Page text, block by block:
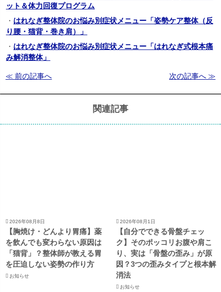
ット＆体力回復プログラム
・ はれなぎ整体院のお悩み別症状メニュー「姿勢ケア整体（反
り腰・猫背・巻き肩）」
・ はれなぎ整体院のお悩み別症状メニュー「はれなぎ式根本痛
み解消整体」
≪ 前の記事へ 次の記事へ ≫
関連記事
2026年08月8日
【胸焼け・どんより胃痛】薬
を飲んでも変わらない原因は
「猫背」？整体師が教える胃
を圧迫しない姿勢の作り方
お知らせ
2026年08月1日
【自分でできる骨盤チェッ
ク】そのポッコリお腹や肩こ
り、実は「骨盤の歪み」が原
因？3つの歪みタイプと根本解
消法
お知らせ